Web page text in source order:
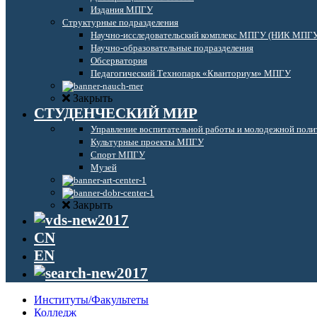
Издания МПГУ
Структурные подразделения
Научно-исследовательский комплекс МПГУ (НИК
Научно-образовательные подразделения
Обсерватория
Педагогический Технопарк «Кванториум» МПГУ
Закрыть
СТУДЕНЧЕСКИЙ МИР
Управление воспитательной работы и молодежной
Культурные проекты МПГУ
Спорт МПГУ
Музей
Закрыть
CN
EN
Институты/Факультеты
Колледж